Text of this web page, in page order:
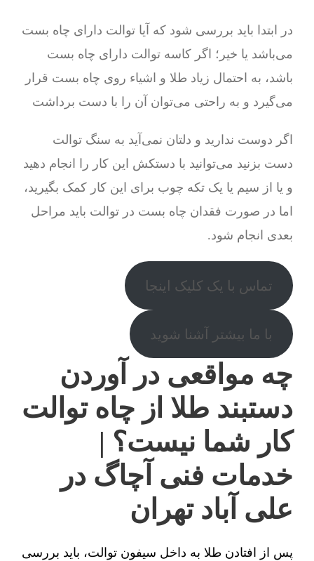
در ابتدا باید بررسی شود که آیا توالت دارای چاه بست
می‌باشد یا خیر؛ اگر کاسه توالت دارای چاه بست
باشد، به احتمال زیاد طلا و اشیاء روی چاه بست قرار
می‌گیرد و به راحتی می‌توان آن را با دست برداشت
اگر دوست ندارید و دلتان نمی‌آید به سنگ توالت
دست بزنید می‌توانید با دستکش این کار را انجام دهید
و یا از سیم یا یک تکه چوب برای این کار کمک بگیرید،
اما در صورت فقدان چاه بست در توالت باید مراحل
بعدی انجام شود.
تماس با یک کلیک اینجا
با ما بیشتر آشنا شوید
چه مواقعی در آوردن
دستبند طلا از چاه توالت
کار شما نیست؟ |
خدمات فنی آچاگ در
علی آباد تهران
پس از افتادن طلا به داخل سیفون توالت، باید بررسی